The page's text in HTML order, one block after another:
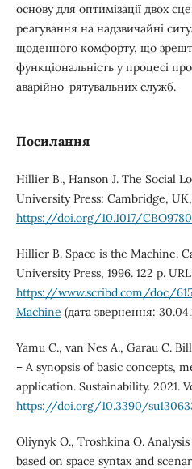
основу для оптимізації двох
реагування на надзвичайні
щоденного комфорту, що
функціональність у процесі
аварійно-рятувальних служб.
Посилання
Hillier B., Hanson J. The Social
University Press: Cambridge, UK,
https://doi.org/10.1017/
Hillier B. Space is the Machine.
University Press, 1996. 122 p.
https://www.scribd.com/doc/
Machine (дата звернення:
Yamu C., van Nes A., Garau C.
– A synopsis of basic concepts,
application. Sustainability. 2021.
https://doi.org/10.3390/
Oliynyk O., Troshkina O.
based on space syntax and